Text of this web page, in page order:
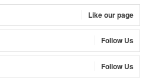
Like our page
Follow Us
Follow Us